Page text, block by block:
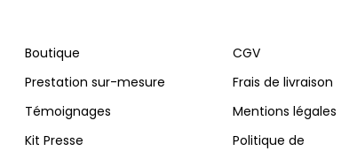
Boutique
Prestation sur-mesure
Témoignages
Kit Presse
CGV
Frais de livraison
Mentions légales
Politique de